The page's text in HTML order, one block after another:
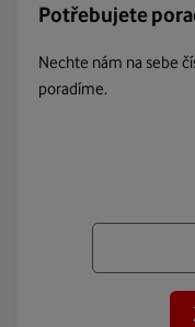
Potřebujete
Nechte nám na sebe
poradíme.